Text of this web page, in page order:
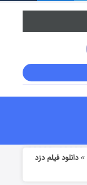
»دانلود فیلم دزد